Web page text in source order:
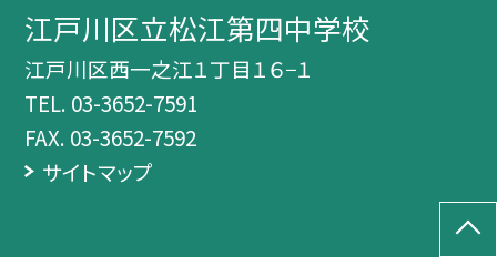
江戸川区立松江第四中学校
江戸川区西一之江１丁目１６−１
TEL. 03-3652-7591
FAX. 03-3652-7592
サイトマップ